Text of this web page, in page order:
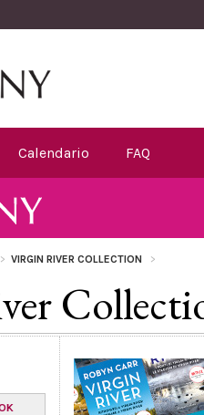
Calendario FAQ
VIRGIN RIVER COLLECTION